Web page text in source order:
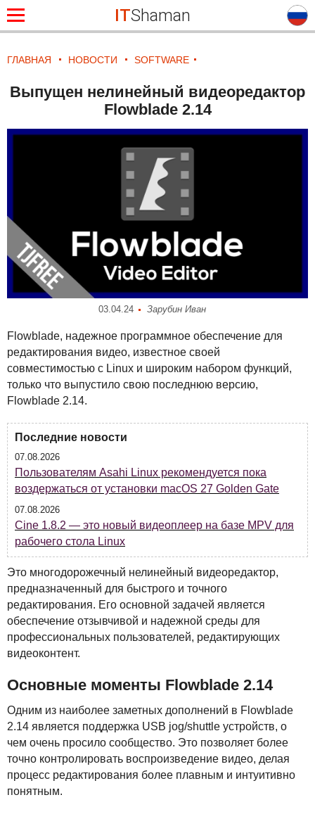
ITShaman
ГЛАВНАЯ НОВОСТИ SOFTWARE
Выпущен нелинейный видеоредактор
Flowblade 2.14
03.04.24 Зарубин Иван
Flowblade, надежное программное обеспечение для
редактирования видео, известное своей
совместимостью с Linux и широким набором функций,
только что выпустило свою последнюю версию,
Flowblade 2.14.
Последние новости
07.08.2026
Пользователям Asahi Linux рекомендуется пока
воздержаться от установки macOS 27 Golden Gate
07.08.2026
Cine 1.8.2 — это новый видеоплеер на базе MPV для
рабочего стола Linux
Это многодорожечный нелинейный видеоредактор,
предназначенный для быстрого и точного
редактирования. Его основной задачей является
обеспечение отзывчивой и надежной среды для
профессиональных пользователей, редактирующих
видеоконтент.
Основные моменты Flowblade 2.14
Одним из наиболее заметных дополнений в Flowblade
2.14 является поддержка USB jog/shuttle устройств, о
чем очень просило сообщество. Это позволяет более
точно контролировать воспроизведение видео, делая
процесс редактирования более плавным и интуитивно
понятным.